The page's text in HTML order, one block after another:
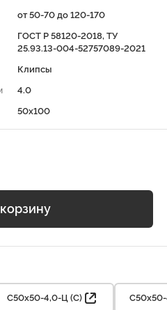
от 50-70 до 120-170
ГОСТ Р 58120-2018, ТУ
25.93.13-004-52757089-2021
Клипсы
4.0
50x100
С50х50-4,0-Ц (С)